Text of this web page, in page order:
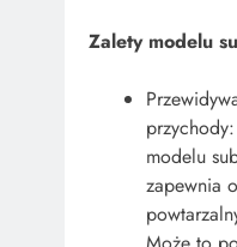
Zalety modelu
modelu
zapewnia